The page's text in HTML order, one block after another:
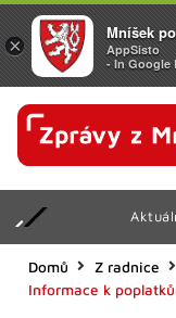
Domů
Z radnice
Informace k
×
Mníšek
AppSisto
- In Google